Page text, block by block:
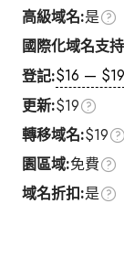
高級域名:是
國際化域名支
登記:$16 — $19
更新:$19
轉移域名:$19
園區域:免費
域名折扣:是